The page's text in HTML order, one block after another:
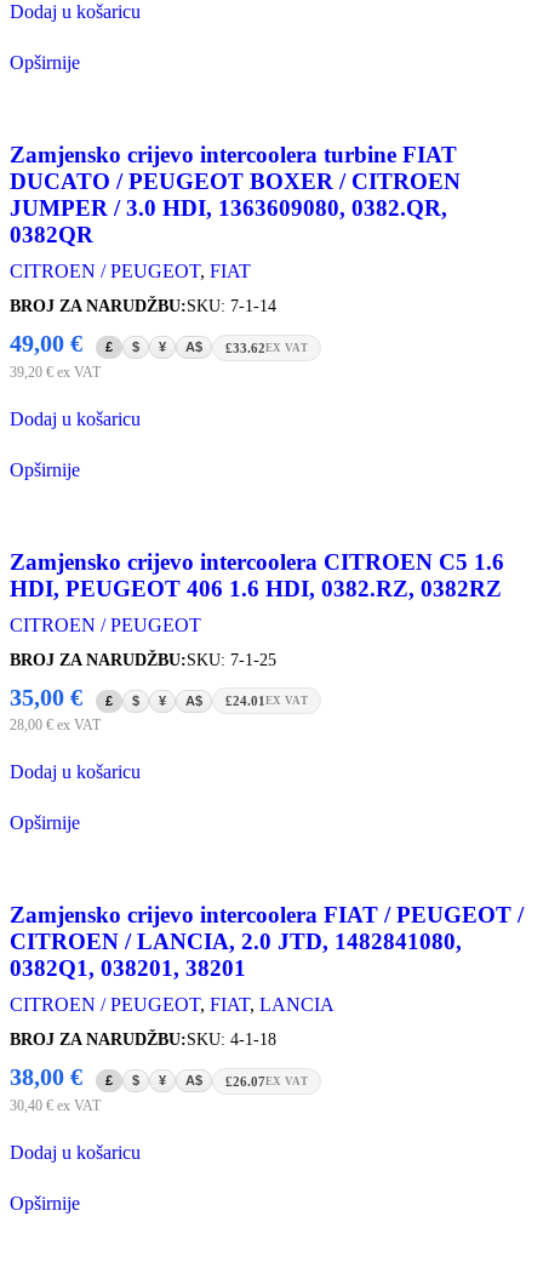
Dodaj u košaricu
Opširnije
Zamjensko crijevo intercoolera turbine FIAT
DUCATO / PEUGEOT BOXER / CITROEN
JUMPER / 3.0 HDI, 1363609080, 0382.QR,
0382QR
CITROEN / PEUGEOT, FIAT
BROJ ZA NARUDŽBU:SKU: 7-1-14
49,00 € £ $ ¥ A$ £33.62EX VAT
39,20 € ex VAT
Dodaj u košaricu
Opširnije
Zamjensko crijevo intercoolera CITROEN C5 1.6
HDI, PEUGEOT 406 1.6 HDI, 0382.RZ, 0382RZ
CITROEN / PEUGEOT
BROJ ZA NARUDŽBU:SKU: 7-1-25
35,00 € £ $ ¥ A$ £24.01 EX VAT
28,00 € ex VAT
Dodaj u košaricu
Opširnije
Zamjensko crijevo intercoolera FIAT / PEUGEOT /
CITROEN / LANCIA, 2.0 JTD, 1482841080,
0382Q1, 038201, 38201
CITROEN / PEUGEOT, FIAT, LANCIA
BROJ ZA NARUDŽBU:SKU: 4-1-18
38,00 € £ $ ¥ A$ £26.07EX VAT
30,40 € ex VAT
Dodaj u košaricu
Opširnije